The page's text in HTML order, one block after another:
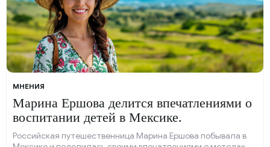
МНЕНИЯ
Марина Ершова делится впечатлениями о
воспитании детей в Мексике.
Российская путешественница Марина Ершова побывала в